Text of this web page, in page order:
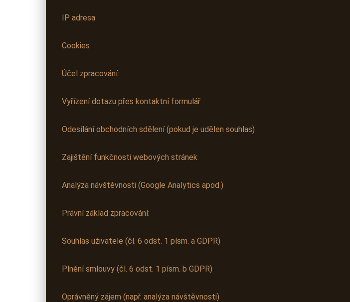
IP adresa
Cookies
Účel zpracování:
Vyřízení dotazu přes kontaktní formulář
Odesílání obchodních sdělení (pokud je udělen souhlas)
Zajištění funkčnosti webových stránek
Analýza návštěvnosti (Google Analytics apod.)
Právní základ zpracování:
Souhlas uživatele (čl. 6 odst. 1 písm. a GDPR)
Plnění smlouvy (čl. 6 odst. 1 písm. b GDPR)
Oprávněný zájem (např. analýza návštěvnosti)